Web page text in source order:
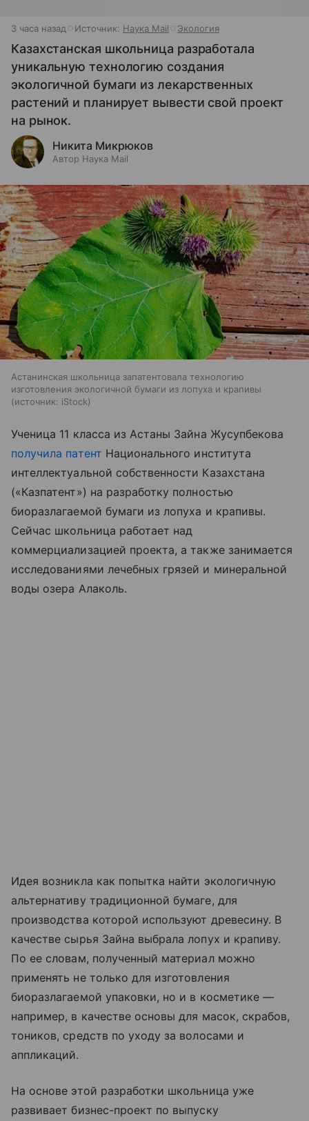
3 часа назад Источник: Наука Mail Экология
Казахстанская школьница разработала
уникальную технологию создания
экологичной бумаги из лекарственных
растений и планирует вывести свой проект
на рынок.
Никита Микрюков
Автор Наука Mail
Астанинская школьница запатентовала технологию
изготовления экологичной бумаги из лопуха и крапивы
источник: iStock
Ученица 11 класса из Астаны Зайна Жусупбекова
получила патент Национального института
интеллектуальной собственности Казахстана
(«Казпатент») на разработку полностью
биоразлагаемой бумаги из лопуха и крапивы.
Сейчас школьница работает над
коммерциализацией проекта, а также занимается
исследованиями лечебных грязей и минеральной
воды озера Алаколь.
Идея возникла как попытка найти экологичную
альтернативу традиционной бумаге, для
производства которой используют древесину. В
качестве сырья Зайна выбрала лопух и крапиву.
По ее словам, полученный материал можно
применять не только для изготовления
биоразлагаемой упаковки, но и в косметике —
например, в качестве основы для масок, скрабов,
тоников, средств по уходу за волосами и
аппликаций.
На основе этой разработки школьница уже
развивает бизнес-проект по выпуску